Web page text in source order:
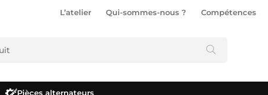
L’atelier Qui-sommes-nous ? Compétences
Pièces alternateurs